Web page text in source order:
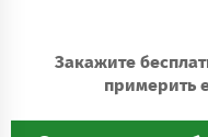
Закажите
примерить